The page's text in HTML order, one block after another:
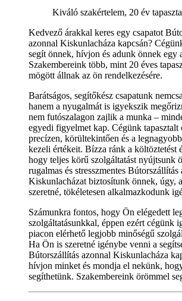
Kiváló szakértelem, 20 év
Kedvező árakkal keres egy csapatot
azonnal Kiskunlacháza kapcsán?
segít önnek, hívjon és adunk önnek egy
Szakembereink több, mint 20 éves
mögött állnak az ön rendelkezésére.
Barátságos, segítőkész csapatunk
hanem a nyugalmát is igyekszik
nem futószalagon zajlik a munka –
egyedi figyelmet kap. Cégünk tapasztalt
precízen, körültekintően és a
kezeli értékeit. Bízza ránk a költöztetést
hogy teljes körű szolgáltatást nyújtsunk
rugalmas és stresszmentes Bútorszállítás
Kiskunlacházat biztosítunk önnek, úgy,
szeretné, tökéletesen alkalmazkodunk
Számunkra fontos, hogy Ön elégedett
szolgáltatásunkkal, éppen ezért cégünk
piacon elérhető legjobb minőségű
Ha Ön is szeretné igénybe venni a
Bútorszállítás azonnal Kiskunlacháza
hívjon minket és mondja el nekünk,
segíthetünk. Szakembereink örömmel